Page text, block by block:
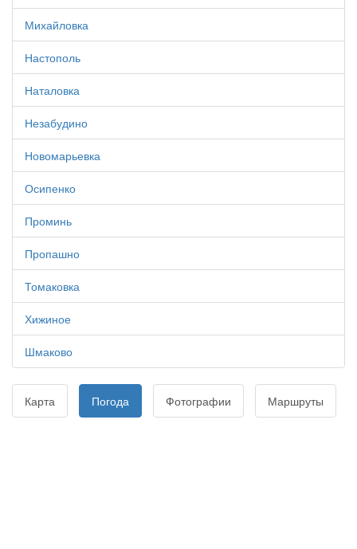
Михайловка
Настополь
Наталовка
Незабудино
Новомарьевка
Осипенко
Проминь
Пропашно
Томаковка
Хижиное
Шмаково
Карта Погода Фотографии Маршруты